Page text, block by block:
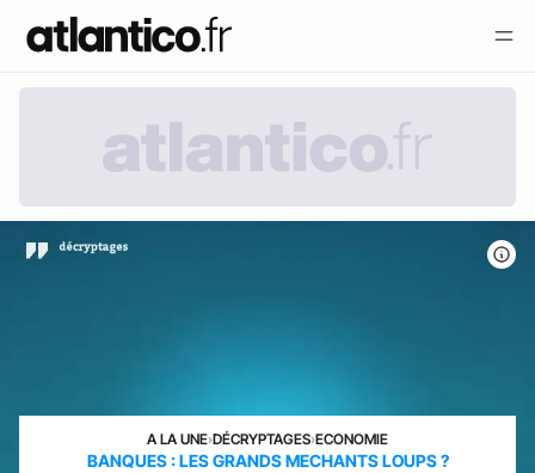
A LA UNE›DÉCRYPTAGES›ECONOMIE
BANQUES : LES GRANDS MECHANTS LOUPS ?